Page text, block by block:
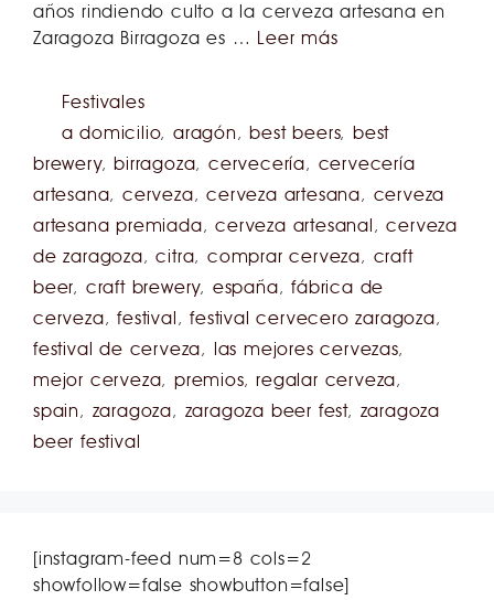
años rindiendo culto a la cerveza artesana en
Zaragoza Birragoza es … Leer más
Festivales
a domicilio,aragón,best beers,best
brewery,birragoza,cervecería, cervecería
artesana,cerveza,cerveza artesana, cerveza
artesana premiada,cerveza artesanal,cerveza
de zaragoza,citra,comprar cerveza, craft
beer, craft brewery, españa,fábrica de
cerveza,festival,festival cervecero zaragoza,
festival de cerveza, las mejores cervezas,
mejor cerveza,premios,regalar cerveza,
spain, zaragoza, zaragoza beer fest, zaragoza
beer festival
[instagram-feed num=8 cols=2
showfollow=false showbutton=false]